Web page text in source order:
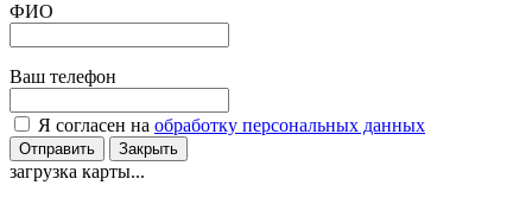
ФИО
Ваш телефон
Я согласен на обработку персональных данных
Отправить Закрыть
загрузка карты...